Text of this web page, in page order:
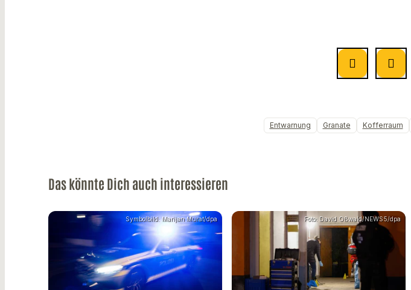
Entwarnung Granate Kofferraum
Das könnte Dich auch interessieren
Symbolbild: Marijan Murat/dpa Foto: David Oßwald/NEWS5/dpa